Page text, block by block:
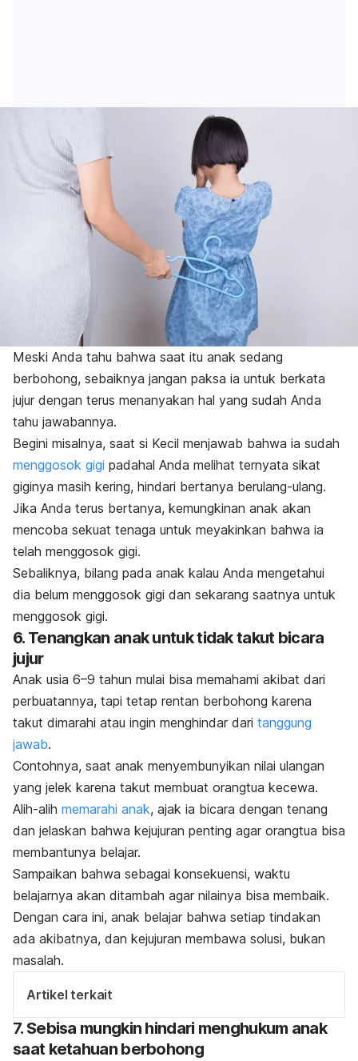
Meski Anda tahu bahwa saat itu anak sedang
berbohong, sebaiknya jangan paksa ia untuk berkata
jujur dengan terus menanyakan hal yang sudah Anda
tahu jawabannya.
Begini misalnya, saat si Kecil menjawab bahwa ia sudah
menggosok gigi padahal Anda melihat ternyata sikat
giginya masih kering, hindari bertanya berulang-ulang.
Jika Anda terus bertanya, kemungkinan anak akan
mencoba sekuat tenaga untuk meyakinkan bahwa ia
telah menggosok gigi.
Sebaliknya, bilang pada anak kalau Anda mengetahui
dia belum menggosok gigi dan sekarang saatnya untuk
menggosok gigi.
6. Tenangkan anak untuk tidak takut bicara
jujur
Anak usia 6–9 tahun mulai bisa memahami akibat dari
perbuatannya, tapi tetap rentan berbohong karena
takut dimarahi atau ingin menghindar dari tanggung
jawab.
Contohnya, saat anak menyembunyikan nilai ulangan
yang jelek karena takut membuat orangtua kecewa.
Alih-alih memarahi anak, ajak ia bicara dengan tenang
dan jelaskan bahwa kejujuran penting agar orangtua bisa
membantunya belajar.
Sampaikan bahwa sebagai konsekuensi, waktu
belajarnya akan ditambah agar nilainya bisa membaik.
Dengan cara ini, anak belajar bahwa setiap tindakan
ada akibatnya, dan kejujuran membawa solusi, bukan
masalah.
Artikel terkait
7. Sebisa mungkin hindari menghukum anak
saat ketahuan berbohong